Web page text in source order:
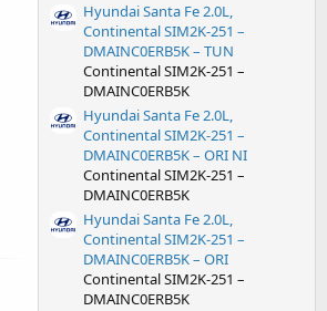
Hyundai Santa Fe 2.0L,
Continental SIM2K-251 –
DMAINC0ERB5K – TUN
Continental SIM2K-251 –
DMAINC0ERB5K
Hyundai Santa Fe 2.0L,
Continental SIM2K-251 –
DMAINC0ERB5K – ORI NI
Continental SIM2K-251 –
DMAINC0ERB5K
Hyundai Santa Fe 2.0L,
Continental SIM2K-251 –
DMAINC0ERB5K – ORI
Continental SIM2K-251 –
DMAINC0ERB5K